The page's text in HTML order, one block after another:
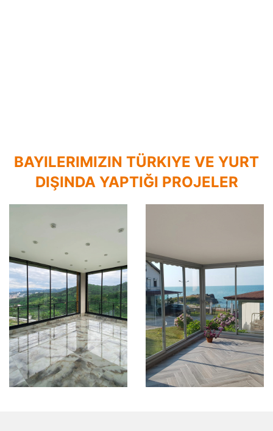
BAYILERIMIZIN TÜRKIYE VE YURT
DIŞINDA YAPTIĞI PROJELER